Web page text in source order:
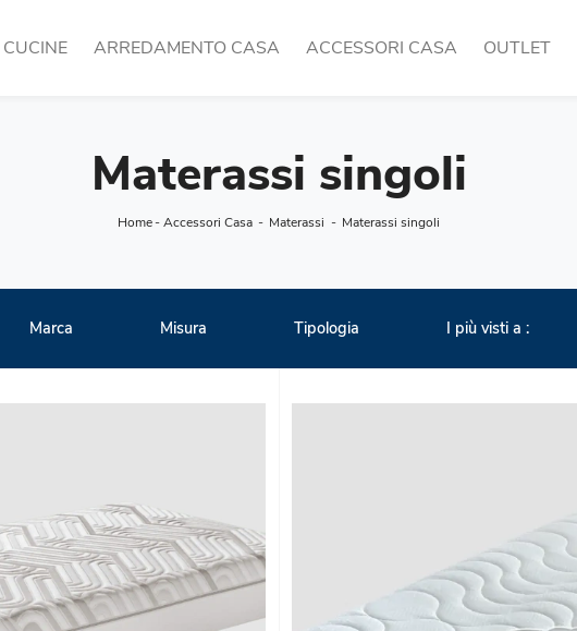
CUCINE ARREDAMENTO CASA ACCESSORI CASA OUTLET
Materassi singoli
Home-Accessori Casa - Materassi - Materassi singoli
Marca Misura Tipologia I più visti a :